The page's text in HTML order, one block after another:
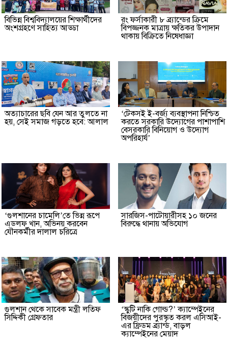
বিভিন্ন বিশ্ববিদ্যালয়ের শিক্ষার্থীদের
অংশগ্রহণে সাহিত্য আড্ডা
রং ফর্সাকারী ৮ ব্র্যান্ডের ক্রিমে
বিপজ্জনক মাত্রায় ক্ষতিকর উপাদান
থাকায় বিক্রিতে নিষেধাজ্ঞা
অত্যাচারের ছবি যেন আর তুলতে না
হয়, সেই সমাজ গড়তে হবে: আলাল
‘টেকসই ই-বর্জ্য ব্যবস্থাপনা নিশ্চিত
করতে সরকারি উদ্যোগের পাশাপাশি
বেসরকারি বিনিয়োগ ও উদ্যোগ
অপরিহার্য’
‘গুলশানের চামেলি’তে ভিন্ন রূপে
এডলফ খান, অভিনয় করবেন
যৌনকর্মীর দালাল চরিত্রে
সারজিস-পাটোয়ারীসহ ১০ জনের
বিরুদ্ধে থানায় অভিযোগ
গুলশান থেকে সাবেক মন্ত্রী লতিফ
সিদ্দিকী গ্রেফতার
‘স্কুটি নাকি গোল্ড?’ ক্যাম্পেইনের
বিজয়ীদের পুরস্কৃত করল এসিআই-
এর ফ্রিডম ব্র্যান্ড, বাড়ল
ক্যাম্পেইনের মেয়াদ